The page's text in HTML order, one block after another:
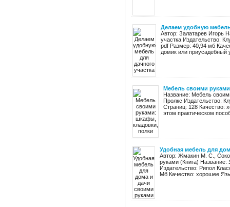
Делаем удобную
Автор: Залатарев Игорь
участка Издательство:
pdf Размер: 40,94 мб
домик или приусадебный
Мебель своими
Название: Мебель
Пролкс Издательство:
Страниц: 128 Качество:
этом практическом
Удобная мебель для
Автор: Жмакин М. С.,
руками (Книга)
Издательство: Рипол
Мб Качество: хорошее